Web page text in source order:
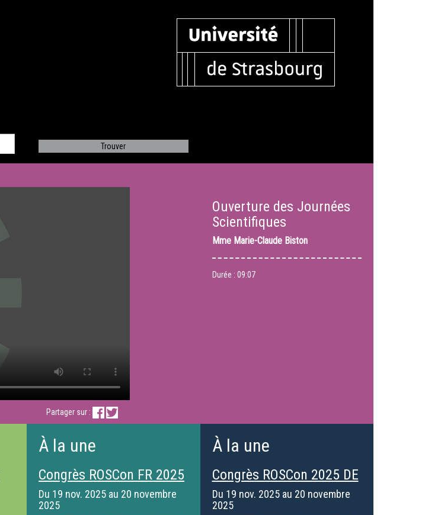
Partager sur :
Ouverture des Journées
Scientifiques
Mme Marie-Claude Biston
Durée : 09:07
À la une
Congrès ROSCon FR 2025
Du 19 nov. 2025 au 20 novembre
2025
À la une
Congrès ROSCon 2025 DE
Du 19 nov. 2025au 20 novembre
2025